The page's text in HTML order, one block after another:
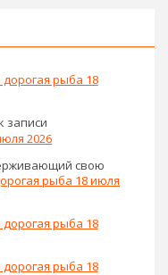
рыба 18
записи
2026
свою
рыба 18 июля
рыба 18
рыба 18